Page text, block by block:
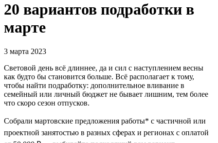
20 вариантов подработки в
марте
3 марта 2023
Световой день всё длиннее, да и сил с наступлением весны
как будто бы становится больше. Всё располагает к тому,
чтобы найти подработку: дополнительное вливание в
семейный или личный бюджет не бывает лишним, тем более
что скоро сезон отпусков.
Собрали мартовские предложения работы* с частичной или
проектной занятостью в разных сферах и регионах с оплатой